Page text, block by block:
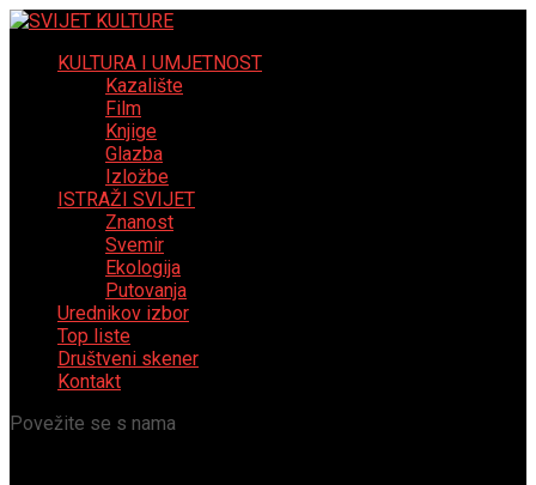
KULTURA I UMJETNOST
Kazalište
Film
Knjige
Glazba
Izložbe
ISTRAŽI SVIJET
Znanost
Svemir
Ekologija
Putovanja
Urednikov izbor
Top liste
Društveni skener
Kontakt
Povežite se s nama